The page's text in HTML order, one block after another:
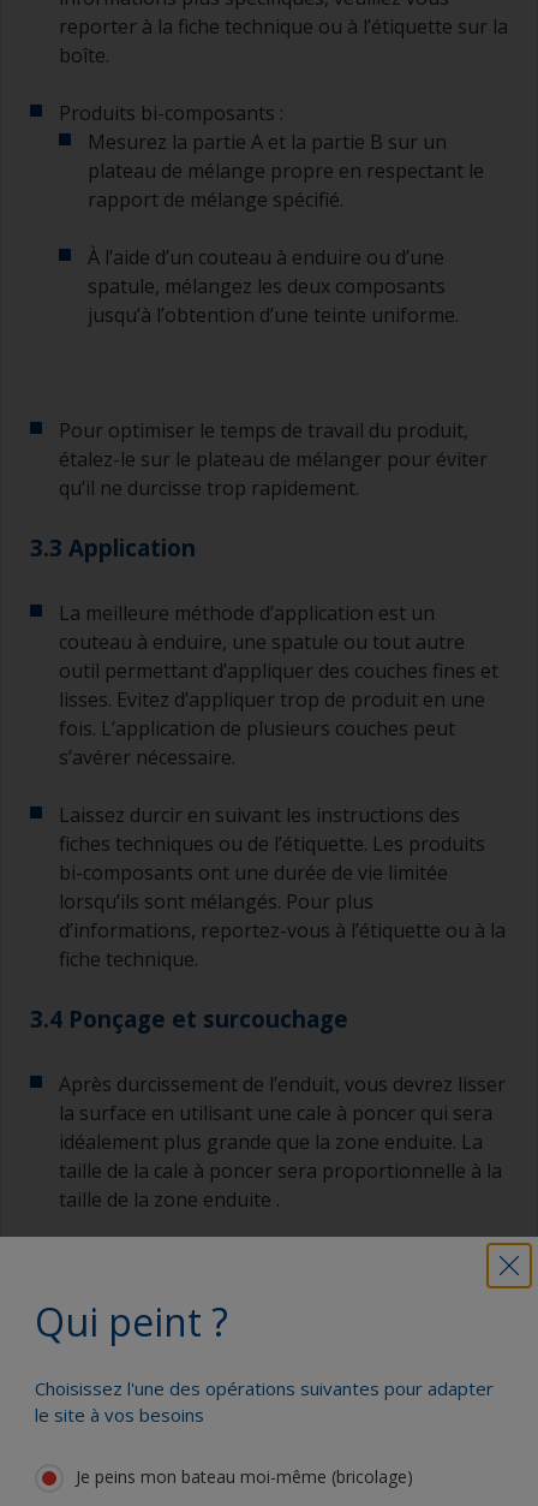
reporter à la fiche technique ou à l’étiquette sur la
boîte.
Produits bi-composants :
Mesurez la partie A et la partie B sur un
plateau de mélange propre en respectant le
rapport de mélange spécifié.
À l’aide d’un couteau à enduire ou d’une
spatule, mélangez les deux composants
jusqu’à l’obtention d’une teinte uniforme.
Pour optimiser le temps de travail du produit,
étalez-le sur le plateau de mélanger pour éviter
qu’il ne durcisse trop rapidement.
3.3 Application
La meilleure méthode d’application est un
couteau à enduire, une spatule ou tout autre
outil permettant d’appliquer des couches fines et
lisses. Evitez d’appliquer trop de produit en une
fois. L’application de plusieurs couches peut
s’avérer nécessaire.
Laissez durcir en suivant les instructions des
fiches techniques ou de l’étiquette. Les produits
bi-composants ont une durée de vie limitée
lorsqu’ils sont mélangés. Pour plus
d’informations, reportez-vous à l’étiquette ou à la
fiche technique.
3.4 Ponçage et surcouchage
Après durcissement de l’enduit, vous devrez lisser
la surface en utilisant une cale à poncer qui sera
idéalement plus grande que la zone enduite. La
taille de la cale à poncer sera proportionnelle à la
taille de la zone enduite .
dépoussierez la surface et suivez l’étape
précédente. Une fois que la surface est lisse et
peut être réalisé avec un grade P120-180.
Qui peint ?
Choisissez l'une des opérations suivantes pour adapter
le site à vos besoins
Je peins mon bateau moi-même (bricolage)